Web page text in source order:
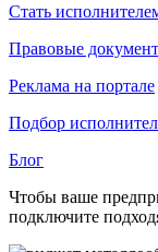
Стать
Правовые
Реклама на портале
Подбор
Блог
Чтобы ваше
подключите